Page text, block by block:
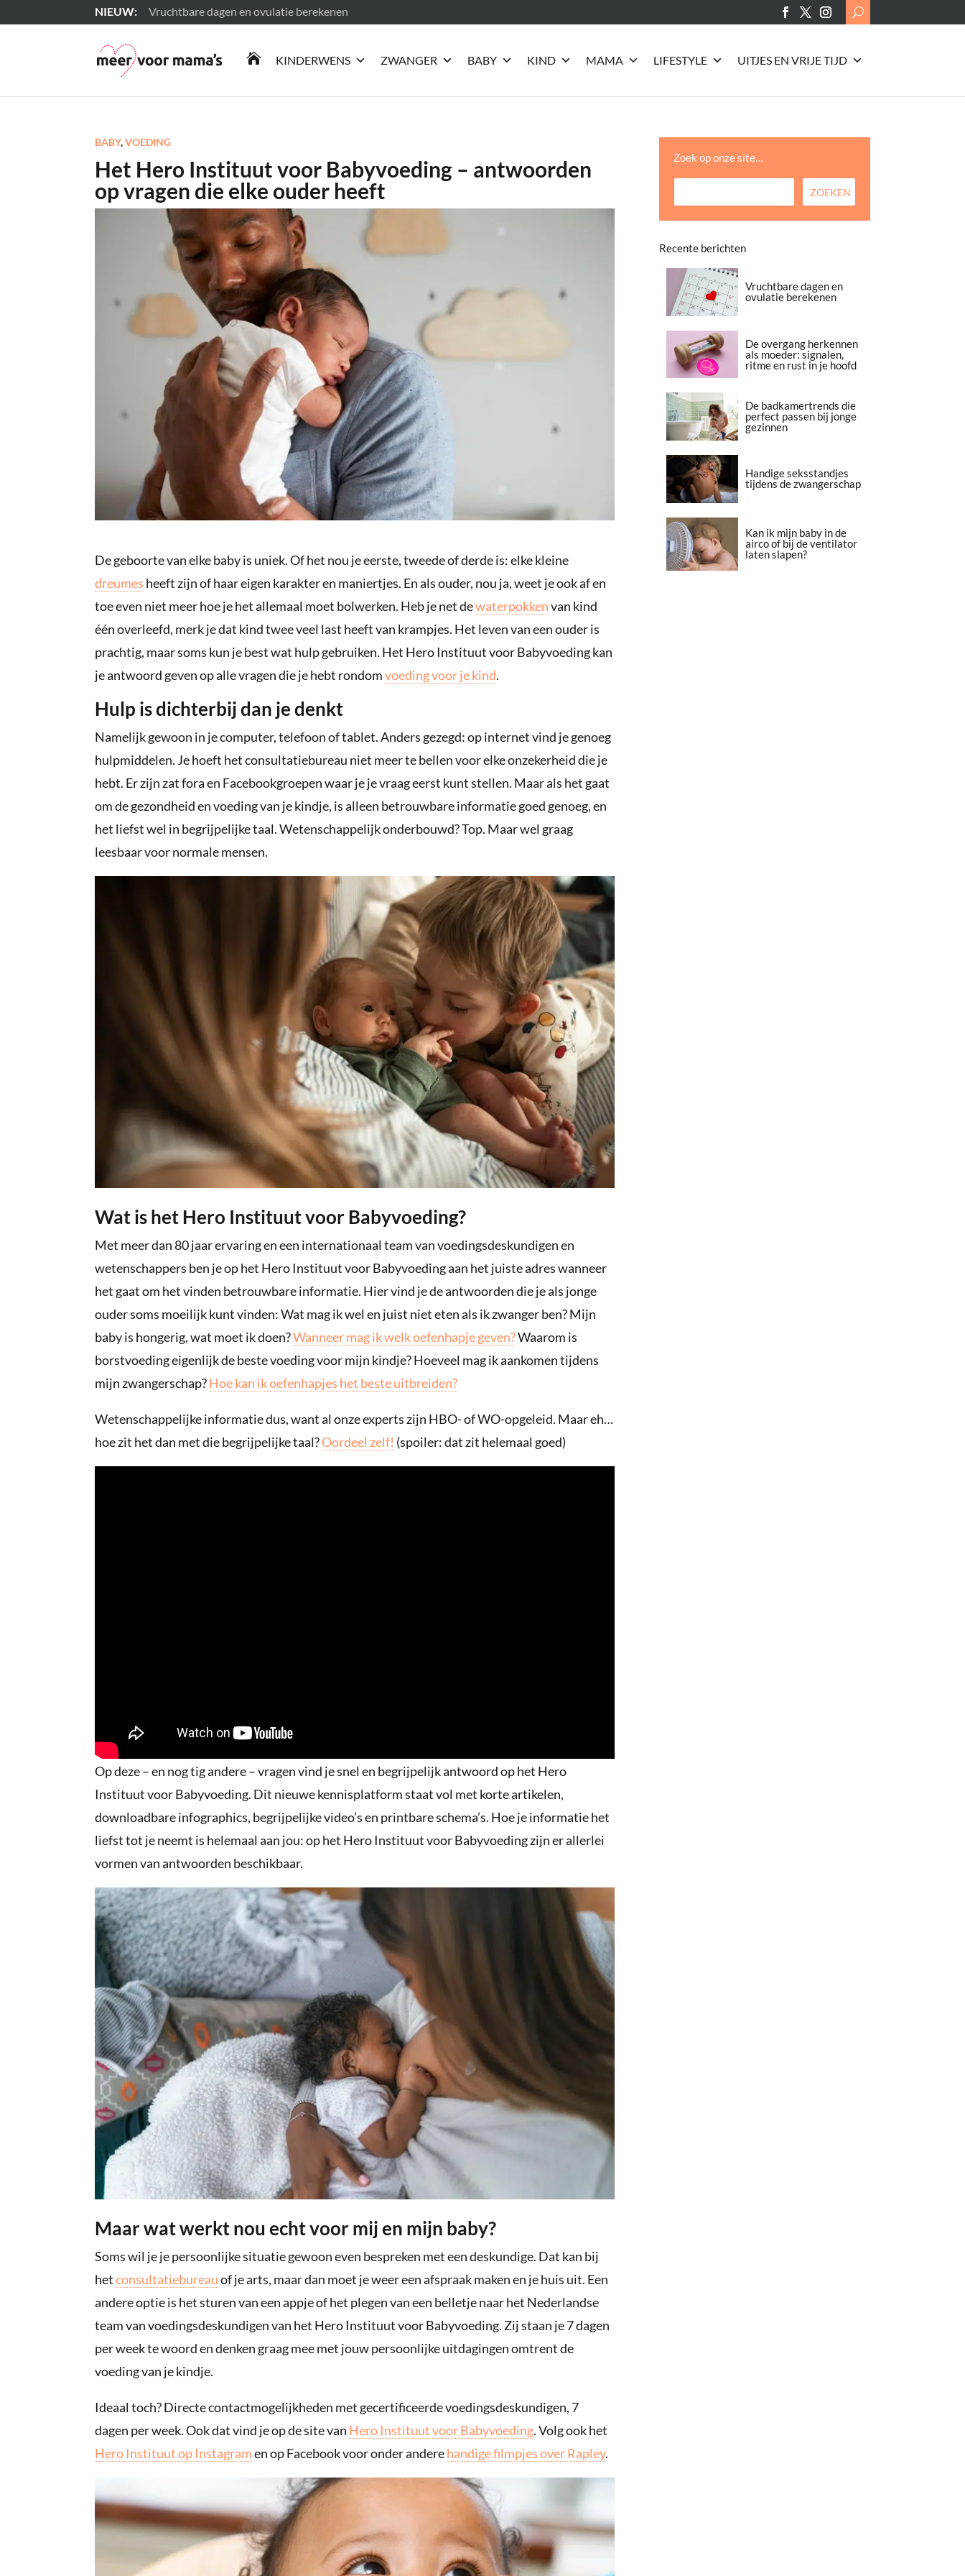
Vruchtbare dagen en ovulatie berekenen
Lees meer
Search
for:
 KINDERWENS ZWANGER BABY KIND MAMA LIFESTYLE UITJES EN VRIJE TIJD
BABY,VOEDING
Het Hero Instituut voor Babyvoeding – antwoorden
op vragen die elke ouder heeft
De geboorte van elke baby is uniek. Of het nou je eerste, tweede of derde is: elke kleine
dreumes heeft zijn of haar eigen karakter en maniertjes. En als ouder, nou ja, weet je ook af en
toe even niet meer hoe je het allemaal moet bolwerken. Heb je net dewaterpokkenvan kind
één overleefd, merk je dat kind twee veel last heeft van krampjes. Het leven van een ouder is
prachtig, maar soms kun je best wat hulp gebruiken. Het Hero Instituut voor Babyvoeding kan
je antwoord geven op alle vragen die je hebt rondomvoeding voor je kind.
Hulp is dichterbij dan je denkt
Namelijk gewoon in je computer, telefoon of tablet. Anders gezegd: op internet vind je genoeg
hulpmiddelen. Je hoeft het consultatiebureau niet meer te bellen voor elke onzekerheid die je
hebt. Er zijn zat fora en Facebookgroepen waar je je vraag eerst kunt stellen. Maar als het gaat
om de gezondheid en voeding van je kindje, is alleen betrouwbare informatie goed genoeg, en
het liefst wel in begrijpelijke taal. Wetenschappelijk onderbouwd? Top. Maar wel graag
leesbaar voor normale mensen.
Wat is het Hero Instituut voor Babyvoeding?
Met meer dan 80 jaar ervaring en een internationaal team van voedingsdeskundigen en
wetenschappers ben je op het Hero Instituut voor Babyvoeding aan het juiste adres wanneer
het gaat om het vinden betrouwbare informatie. Hier vind je de antwoorden die je als jonge
ouder soms moeilijk kunt vinden: Wat mag ik wel en juist niet eten als ik zwanger ben? Mijn
baby is hongerig, wat moet ik doen?Wanneer mag ik welk oefenhapje geven?Waarom is
borstvoeding eigenlijk de beste voeding voor mijn kindje? Hoeveel mag ik aankomen tijdens
mijn zwangerschap?Hoe kan ik oefenhapjes het beste uitbreiden?
Wetenschappelijke informatie dus, want al onze experts zijn HBO- of WO-opgeleid. Maar eh…
hoe zit het dan met die begrijpelijke taal?Oordeel zelf! (spoiler: dat zit helemaal goed)
Op deze – en nog tig andere – vragen vind je snel en begrijpelijk antwoord op het Hero
Instituut voor Babyvoeding. Dit nieuwe kennisplatform staat vol met korte artikelen,
downloadbare infographics, begrijpelijke video’s en printbare schema’s. Hoe je informatie het
liefst tot je neemt is helemaal aan jou: op het Hero Instituut voor Babyvoeding zijn er allerlei
vormen van antwoorden beschikbaar.
Maar wat werkt nou echt voor mij en mijn baby?
Soms wil je je persoonlijke situatie gewoon even bespreken met een deskundige. Dat kan bij
hetconsultatiebureauof je arts, maar dan moet je weer een afspraak maken en je huis uit. Een
andere optie is het sturen van een appje of het plegen van een belletje naar het Nederlandse
team van voedingsdeskundigen van het Hero Instituut voor Babyvoeding. Zij staan je 7 dagen
per week te woord en denken graag mee met jouw persoonlijke uitdagingen omtrent de
voeding van je kindje.
Ideaal toch? Directe contactmogelijkheden met gecertificeerde voedingsdeskundigen, 7
dagen per week. Ook dat vind je op de site van Hero Instituut voor Babyvoeding. Volg ook het
Hero Instituut op Instagramen op Facebook voor onder anderehandige filmpjes over Rapley.
Zoek op onze site…
Recente berichten
Vruchtbare dagen en
ovulatie berekenen
De overgang herkennen
als moeder: signalen,
ritme en rust in je hoofd
De badkamertrends die
perfect passen bij jonge
gezinnen
Handige seksstandjes
tijdens de zwangerschap
Kan ik mijn baby in de
airco of bij de ventilator
laten slapen?